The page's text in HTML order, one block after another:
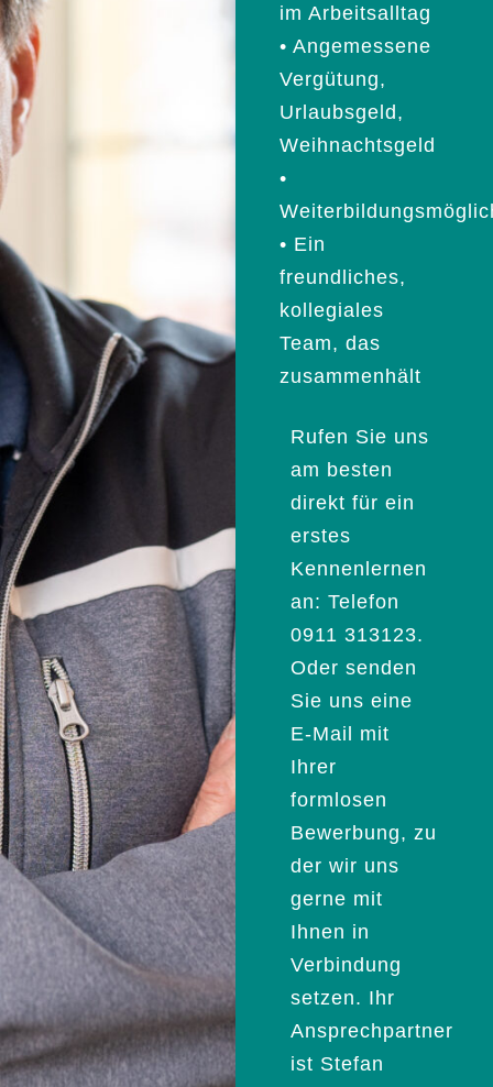
im Arbeitsalltag
• Angemessene
Vergütung,
Urlaubsgeld,
Weihnachtsgeld
•
• Ein
freundliches,
kollegiales
Team, das
zusammenhält
Rufen Sie uns
am besten
direkt für ein
erstes
Kennenlernen
an: Telefon
0911 313123.
Oder senden
Sie uns eine
E-Mail mit
Ihrer
formlosen
Bewerbung, zu
der wir uns
gerne mit
Ihnen in
Verbindung
setzen. Ihr
Ansprechpartner
ist Stefan